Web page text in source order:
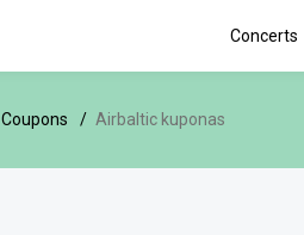
Concerts
Coupons Airbaltic kuponas